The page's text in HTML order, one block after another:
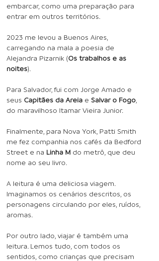
embarcar, como uma preparação para
entrar em outros territórios.
2023 me levou a Buenos Aires,
carregando na mala a poesia de
Alejandra Pizarnik (Os trabalhos e as
noites).
Para Salvador, fui com Jorge Amado e
seus Capitães da Areia e Salvar o Fogo
do maravilhoso Itamar Vieira Junior.
Finalmente, para Nova York, Patti Smith
me fez companhia nos cafés da Bedford
Street e na Linha M do metrô, que deu
nome ao seu livro.
A leitura é uma deliciosa viagem.
Imaginamos os cenários descritos, os
personagens circulando por eles, ruídos,
aromas.
Por outro lado, viajar é também uma
leitura. Lemos tudo, com todos os
sentidos, como crianças que precisam